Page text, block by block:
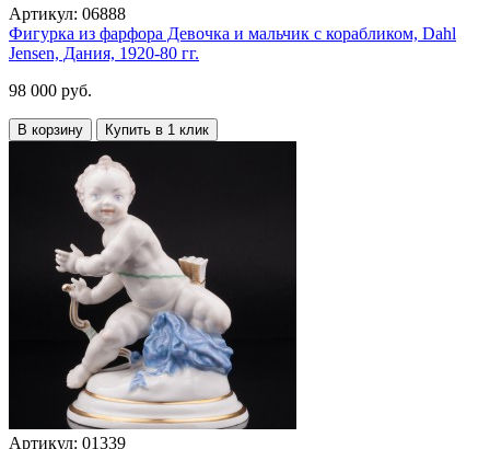
Артикул: 06888
Фигурка из фарфора Девочка и мальчик с корабликом, Dahl
Jensen, Дания, 1920-80 гг.
98 000 руб.
В корзину Купить в 1 клик
Артикул: 01339